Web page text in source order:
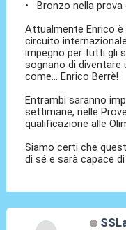
• Bronzo nella prova
Attualmente Enrico
circuito
impegno per tutti gli
sognano di
come... Enrico Berrè!
Entrambi saranno
settimane, nelle
qualificazione alle
Siamo certi che
di sé e sarà capace